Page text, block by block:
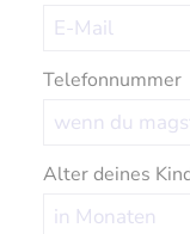
Telefonnummer
Alter deines